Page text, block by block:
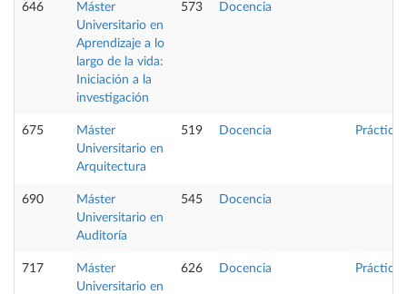
646
Máster
Universitario en
Aprendizaje a lo
largo de la vida:
Iniciación a la
investigación
573 Docencia
675
Máster
Universitario en
Arquitectura
519 Docencia Prácticas
690
Máster
Universitario en
Auditoría
545 Docencia
717
Máster
Universitario en
626 Docencia Prácticas